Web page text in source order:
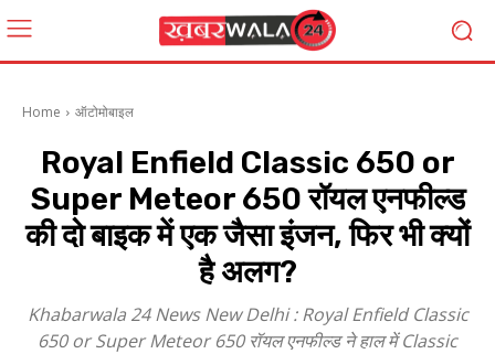
Home ऑटोमोबाइल
Royal Enfield Classic 650 or
Super Meteor 650 रॉयल एनफील्ड
की दो बाइक में एक जैसा इंजन, फिर भी क्यों
है अलग?
Khabarwala 24 News New Delhi : Royal Enfield Classic
650 or Super Meteor 650 रॉयल एनफील्ड ने हाल में Classic